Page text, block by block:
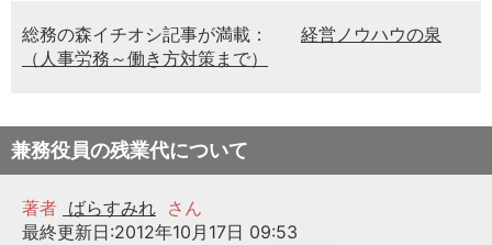
総務の森イチオシ記事が満載：
経営ノウハウの泉
（人事労務～働き方対策まで）
兼務役員の残業代について
著者 ばらすみれ さん
最終更新日:2012年10月17日 09:53